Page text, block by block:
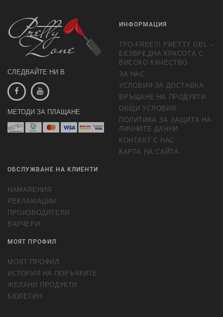
СЛЕДВАЙТЕ НИ В
МЕТОДИ ЗА ПЛАЩАНЕ
ИНФОРМАЦИЯ
TPO-FREE!!! PRETTY GEL –
БЕЗВРЕДНА КРАСОТА С
ВИСОКО КАЧЕСТВО
ЗА НАС
УСЛОВИЯ ЗА ДОСТАВКА
ВРЪЩАНЕ НА ПРОДУКТИ
ОБЩИ УСЛОВИЯ
ПОЛИТИКА ЗА ЗАЩИТА НА
ЛИЧНИТЕ ДАННИ
КОНТАКТ С НАС
КАРТА НА САЙТА
ОБСЛУЖВАНЕ НА КЛИЕНТИ
НАМАЛЕНИЯ
РЕКЛАМАЦИИ
ПРОИЗВОДИТЕЛИ
ВАУЧЕРИ
МОЯТ ПРОФИЛ
МОЯТ ПРОФИЛ
ИСТОРИЯ НА ПОРЪЧКИТЕ
ЖЕЛАНИ ПРОДУКТИ
БЮЛЕТИН